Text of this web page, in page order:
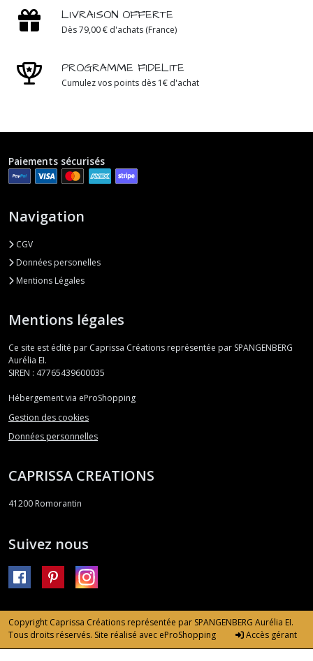
LIVRAISON OFFERTE
Dès 79,00 € d'achats (France)
PROGRAMME FIDELITE
Cumulez vos points dès 1€ d'achat
Paiements sécurisés
Navigation
CGV
Données personelles
Mentions Légales
Mentions légales
Ce site est édité par Caprissa Créations représentée par SPANGENBERG
Aurélia EI.
SIREN : 47765439600035
Hébergement via eProShopping
Gestion des cookies
Données personnelles
CAPRISSA CREATIONS
41200 Romorantin
Suivez nous
Copyright Caprissa Créations représentée par SPANGENBERG Aurélia EI.
Tous droits réservés. Site réalisé avec eProShopping Accès gérant